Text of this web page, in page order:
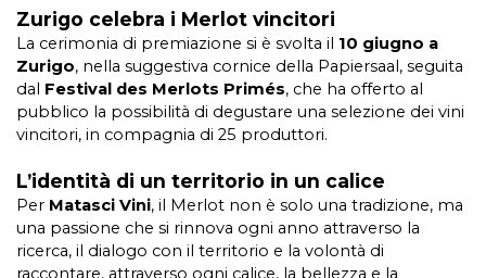
Zurigo celebra i Merlot vincitori
La cerimonia di premiazione si è svolta il 10 giugno a
Zurigo, nella suggestiva cornice della Papiersaal, seguita
dal Festival des Merlots Primés, che ha offerto al
pubblico la possibilità di degustare una selezione dei vini
vincitori, in compagnia di 25 produttori.
L’identità di un territorio in un calice
Per Matasci Vini, il Merlot non è solo una tradizione, ma
una passione che si rinnova ogni anno attraverso la
ricerca, il dialogo con il territorio e la volontà di
raccontare, attraverso ogni calice, la bellezza e la